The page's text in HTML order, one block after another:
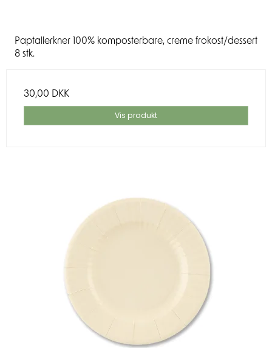
Paptallerkner 100% komposterbare, creme frokost/dessert
8 stk.
30,00 DKK
Vis produkt